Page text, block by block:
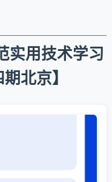
实用技术学习
北京】